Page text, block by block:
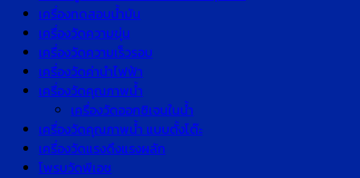
เครื่องทดสอบน้ำมัน
เครื่องวัดความขุ่น
เครื่องวัดความเร็วรอบ
เครื่องวัดค่านำไฟฟ้า
เครื่องวัดคุณภาพน้ำ
เครื่องวัดออกซิเจนในน้ำ
เครื่องวัดคุณภาพน้ำ แบบตั้งโต๊ะ
เครื่องวัดแรงดึงแรงผลัก
โพรบวัดพีเอช